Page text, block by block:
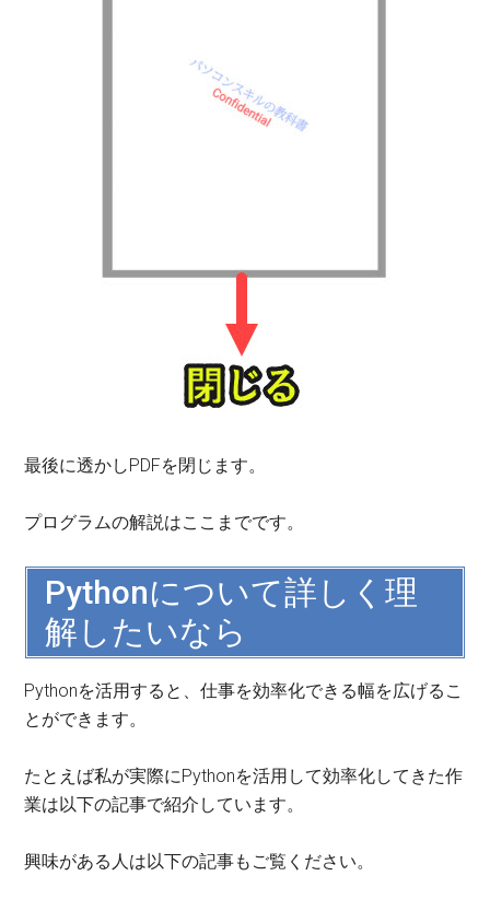
最後に透かしPDFを閉じます。
プログラムの解説はここまでです。
Pythonについて詳しく理
解したいなら
Pythonを活用すると、仕事を効率化できる幅を広げるこ
とができます。
たとえば私が実際にPythonを活用して効率化してきた作
業は以下の記事で紹介しています。
興味がある人は以下の記事もご覧ください。